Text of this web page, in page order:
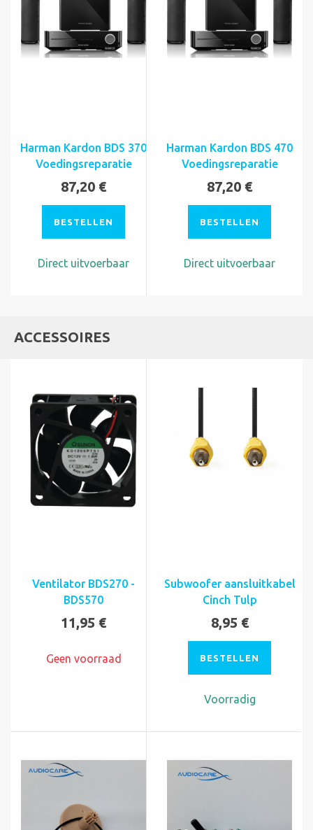
Harman Kardon BDS 370
Voedingsreparatie
87,20 €
BESTELLEN
Direct uitvoerbaar
Harman Kardon BDS 470
Voedingsreparatie
87,20 €
BESTELLEN
Direct uitvoerbaar
ACCESSOIRES
Ventilator BDS270 -
BDS570
11,95 €
Geen voorraad
Subwoofer aansluitkabel
Cinch Tulp
8,95 €
BESTELLEN
Voorradig